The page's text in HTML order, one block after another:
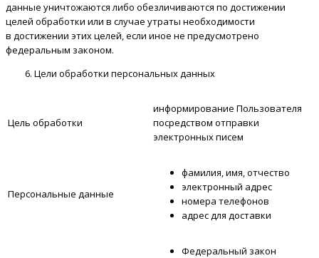
данные уничтожаются либо обезличиваются по достижении
целей обработки или в случае утраты необходимости
в достижении этих целей, если иное не предусмотрено
федеральным законом.
Цели обработки персональных данных
Цель обработки
информирование Пользователя
посредством отправки
электронных писем
Персональные данные
фамилия, имя, отчество
электронный адрес
номера телефонов
адрес для доставки
Федеральный закон